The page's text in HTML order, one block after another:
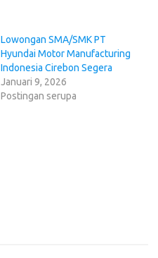
Lowongan SMA/SMK PT
Hyundai Motor Manufacturing
Indonesia Cirebon Segera
Januari 9, 2026
Postingan serupa